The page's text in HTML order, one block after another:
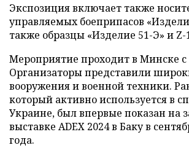
Экспозиция включает также
управляемых боеприпасов
также образцы «Изделие 51-Э» и Z-
Мероприятие проходит в Минске с
Организаторы представили
вооружения и военной техники.
который активно используется в
Украине, был впервые показан на
выставке ADEX 2024 в Баку в
года.